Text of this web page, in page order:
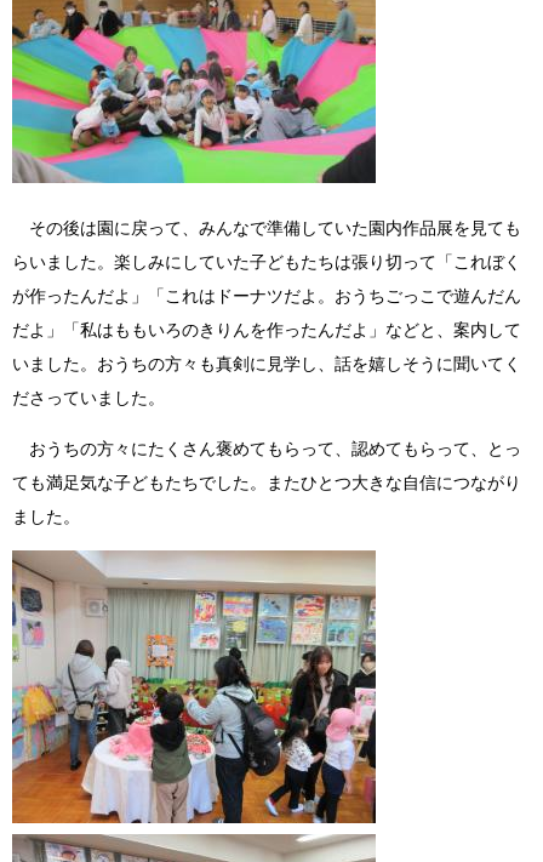
その後は園に戻って、みんなで準備していた園内作品展を見ても
らいました。楽しみにしていた子どもたちは張り切って「これぼく
が作ったんだよ」「これはドーナツだよ。おうちごっこで遊んだん
だよ」「私はももいろのきりんを作ったんだよ」などと、案内して
いました。おうちの方々も真剣に見学し、話を嬉しそうに聞いてく
ださっていました。
おうちの方々にたくさん褒めてもらって、認めてもらって、とっ
ても満足気な子どもたちでした。またひとつ大きな自信につながり
ました。